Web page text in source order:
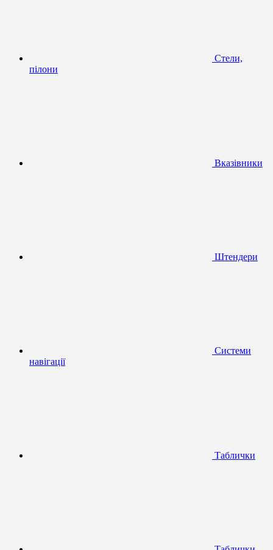
Стели,
пілони
Вказівники
Штендери
Системи
навігації
Таблички